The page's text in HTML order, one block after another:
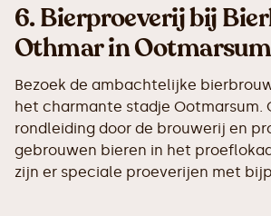
6.Bierproeverij bij
Othmar in Ootmarsum
Bezoek de ambachtelijke
het charmante stadje Ootmarsum.
rondleiding door de brouwerij en
gebrouwen bieren in het
zijn er speciale proeverijen met